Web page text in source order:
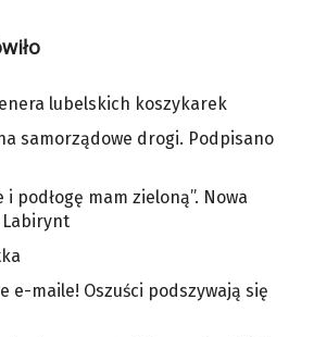
lubelskich koszykarek
samorządowe drogi. Podpisano
i podłogę mam zieloną”. Nowa
Labirynt
e-maile! Oszuści podszywają się